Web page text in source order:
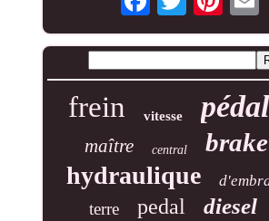
frein vitesse
maître central brake
hydraulique
terre pedal diesel